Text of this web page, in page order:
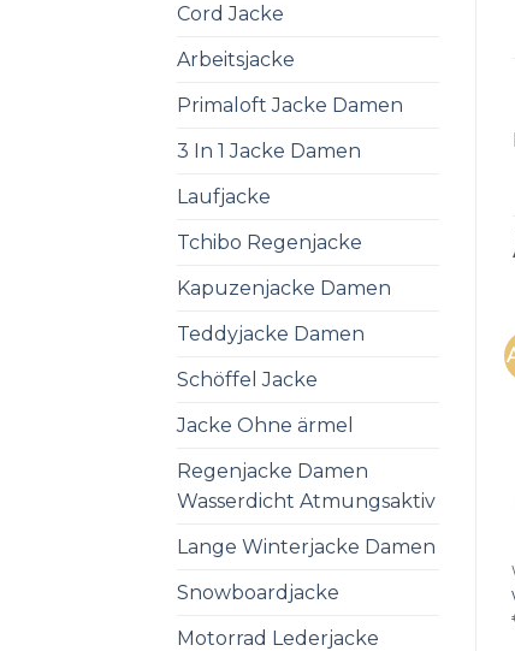
Cord Jacke
Arbeitsjacke
Primaloft Jacke Damen
3 In 1 Jacke Damen
Laufjacke
Tchibo Regenjacke
Kapuzenjacke Damen
Teddyjacke Damen
Schöffel Jacke
Jacke Ohne ärmel
Regenjacke Damen
Wasserdicht Atmungsaktiv
Lange Winterjacke Damen
Snowboardjacke
Motorrad Lederjacke